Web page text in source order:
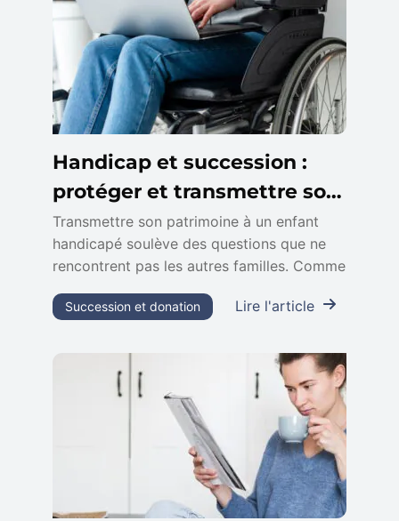
Handicap et succession :
protéger et transmettre son
patrimoine à un enfant
handicapé
Transmettre son patrimoine à un enfant
handicapé soulève des questions que ne
rencontrent pas les autres familles. Comme
Lire l'article
Succession et donation